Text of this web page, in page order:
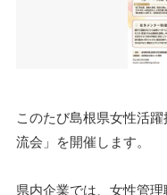
このたび島根県女性活
流会」を開催します。
県内企業では、女性管理